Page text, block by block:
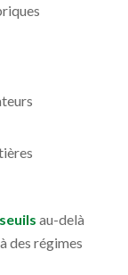
seuils au-delà
des régimes